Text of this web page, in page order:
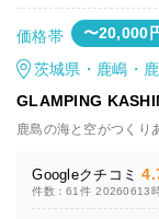
価格帯 〜20,000
茨城県・鹿嶋・
GLAMPING
鹿島の海と空がつくり
Googleクチコミ
件数：61件 20260613